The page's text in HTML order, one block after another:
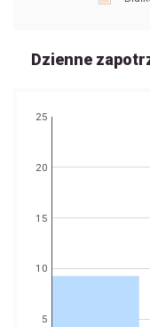
Dzienne
5
10
15
20
25